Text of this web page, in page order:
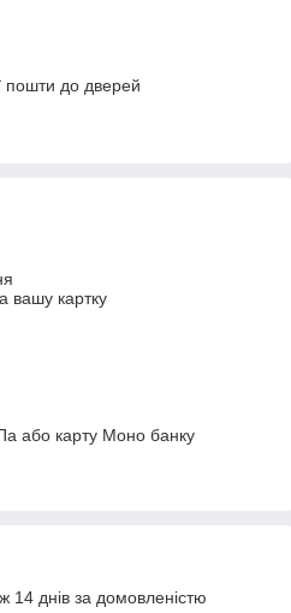
пошти до дверей
вашу картку
або карту Моно банку
14 днів за домовленістю